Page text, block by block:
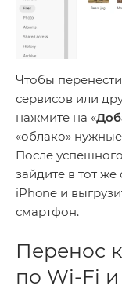
Чтобы
сервисов или
нажмите на «
«облако»
После
зайдите в тот
iPhone и
смартфон.
Перенос
по Wi-Fi